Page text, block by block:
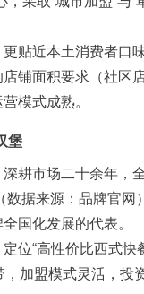
更贴近本土消费者口
铺面积要求（社区
模式成熟。
堡
深耕市场二十余年，
数据来源：品牌官网
国化发展的代表。
定位“高性价比西式快
，加盟模式灵活，投